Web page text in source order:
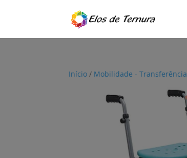
Início / Mobilidade - Transferência